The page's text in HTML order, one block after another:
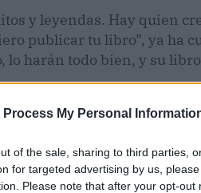
Process My Personal
of the sale, sharing to third parties,
for targeted advertising by us,
Please note that after your opt-out
y leyendas. Hay quien
publicar tu libro”, ya ha
lo harán todo bien, y su
no lo son, y
una manera más o menos
financia la edición.